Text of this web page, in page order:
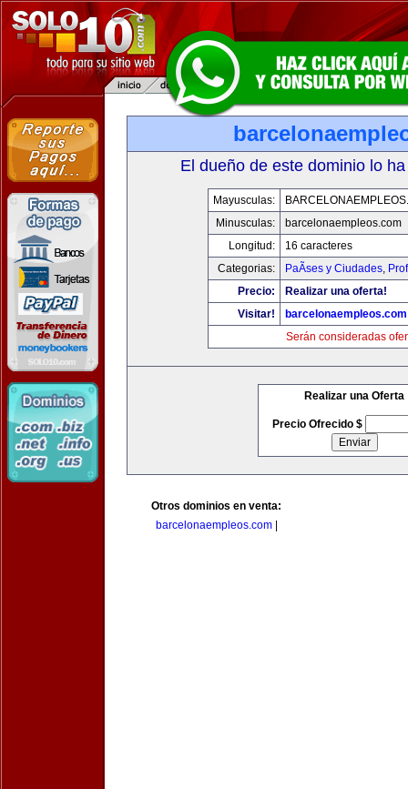
El dueño de este dominio lo
Mayusculas:
Minusculas:
barcelonaempleos.com
Longitud:
16 caracteres
Categorias:
PaÃ­ses y Ciudades,
Precio:
Realizar una oferta!
Visitar!
barcelonaempleos.com
Serán consideradas
Realizar una Oferta
Precio Ofrecido $
Otros dominios en venta:
barcelonaempleos.com|